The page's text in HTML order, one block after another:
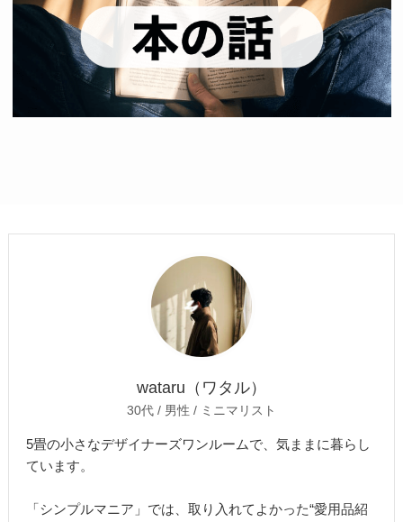
wataru（ワタル）
30代 / 男性 / ミニマリスト
5畳の小さなデザイナーズワンルームで、気ままに暮らし
ています。
「シンプルマニア」では、取り入れてよかった“愛用品紹